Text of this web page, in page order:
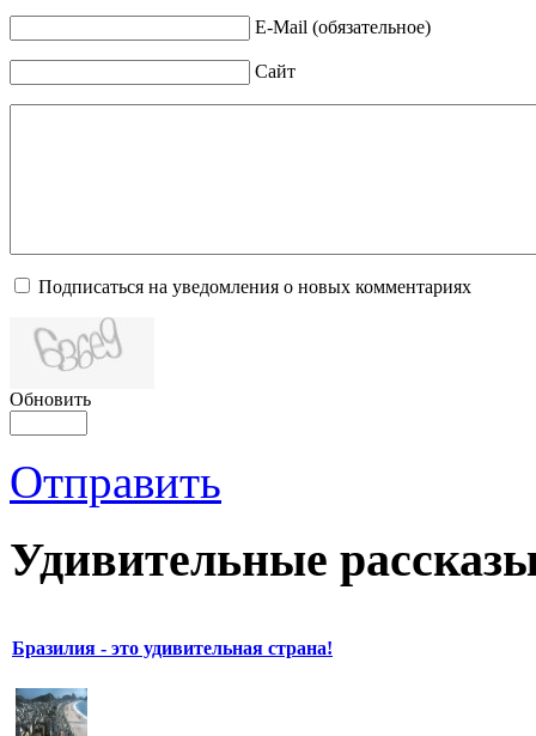
E-Mail (обязательное)
Сайт
Подписаться на уведомления о новых комментариях
Обновить
Отправить
Удивительные
Бразилия - это удивительная страна!